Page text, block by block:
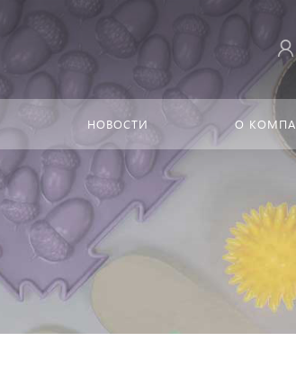
НОВОСТИ О